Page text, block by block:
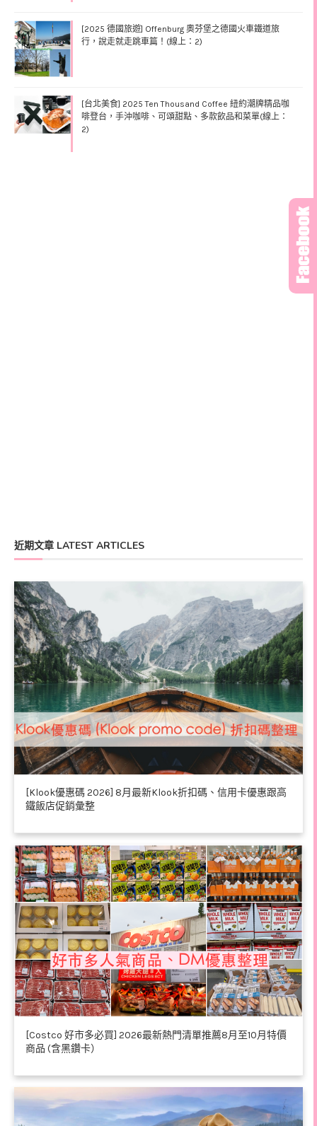
[2025 德國旅遊] Offenburg 奧芬堡之德國火車鐵道旅
行，說走就走跳車篇！(線上：2)
[台北美食] 2025 Ten Thousand Coffee 紐約潮牌精品咖
啡登台，手沖咖啡、可頌甜點、多款飲品和菜單(線上：
2)
近期文章 LATEST ARTICLES
[Klook優惠碼 2026] 8月最新Klook折扣碼、信用卡優惠跟高
鐵飯店促銷彙整
[Costco 好市多必買] 2026最新熱門清單推薦8月至10月特價
商品 (含黑鑽卡）